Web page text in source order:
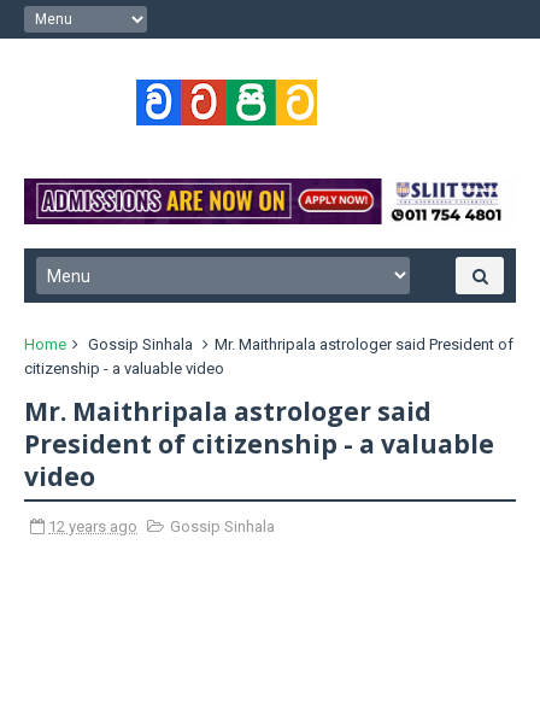
Home Gossip Sinhala
Mr. Maithripala astrologer said President of
citizenship - a valuable video
Mr. Maithripala astrologer said
President of citizenship - a valuable
video
12 years ago Gossip Sinhala